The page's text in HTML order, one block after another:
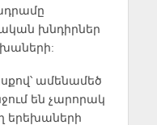
խնդիրներ
ամենամեծ
են չարորակ
երեխաների